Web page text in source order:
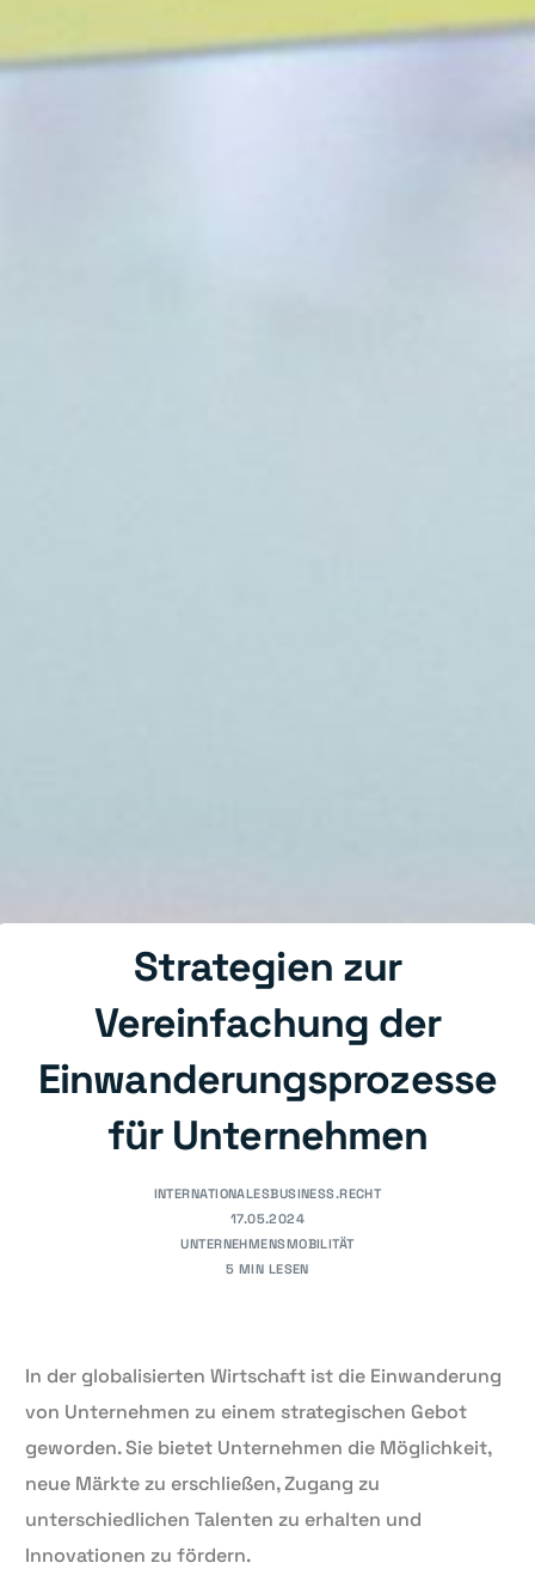
Strategien zur
Vereinfachung der
Einwanderungsprozesse
für Unternehmen
INTERNATIONALESBUSINESS.RECHT
17.05.2024
UNTERNEHMENSMOBILITÄT
5 MIN LESEN
In der globalisierten Wirtschaft ist die Einwanderung
von Unternehmen zu einem strategischen Gebot
geworden. Sie bietet Unternehmen die Möglichkeit,
neue Märkte zu erschließen, Zugang zu
unterschiedlichen Talenten zu erhalten und
Innovationen zu fördern.